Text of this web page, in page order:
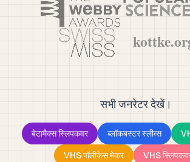
सभी जनरेटर देखें।
बेटामैक्स स्लिपकवर ब्लॉकबस्टर स्लीव्स
VHS पॉलीकेस मेकर
VHS